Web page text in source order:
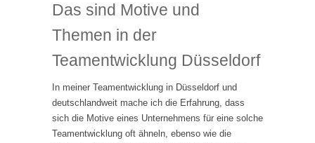
Das sind Motive und
Themen in der
Teamentwicklung Düsseldorf
In meiner Teamentwicklung in Düsseldorf und
deutschlandweit mache ich die Erfahrung, dass
sich die Motive eines Unternehmens für eine solche
Teamentwicklung oft ähneln, ebenso wie die